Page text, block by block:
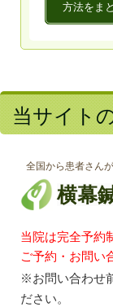
方法をま
当サイト
全国から患者さん
横幕
当院は完全予約
ご予約・お問い
※お問い合わせ
ださい。